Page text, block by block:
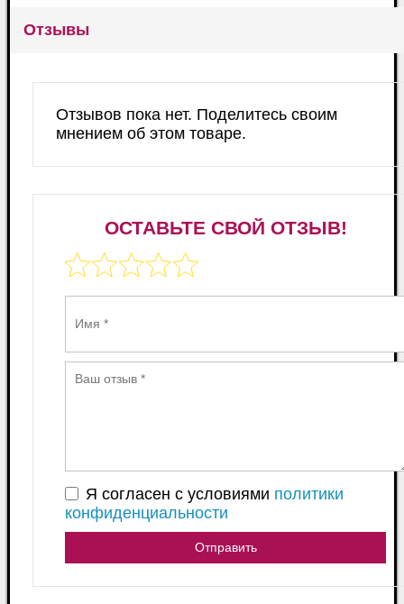
Отзывы
Отзывов пока нет. Поделитесь своим
мнением об этом товаре.
ОСТАВЬТЕ СВОЙ ОТЗЫВ!
Я согласен с условиями политики
конфиденциальности
Отправить